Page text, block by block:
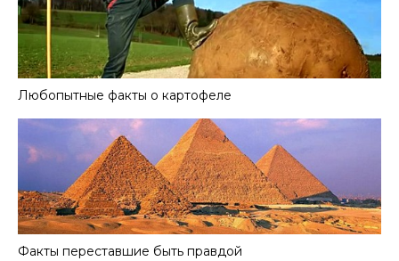
Любопытные факты о картофеле
Факты переставшие быть правдой